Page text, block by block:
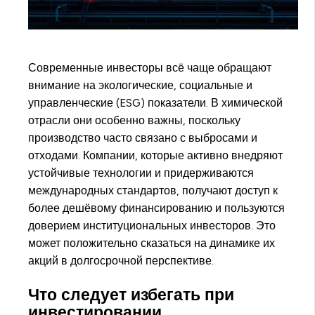
Современные инвесторы всё чаще обращают
внимание на экологические, социальные и
управленческие (ESG) показатели. В химической
отрасли они особенно важны, поскольку
производство часто связано с выбросами и
отходами. Компании, которые активно внедряют
устойчивые технологии и придерживаются
международных стандартов, получают доступ к
более дешёвому финансированию и пользуются
доверием институциональных инвесторов. Это
может положительно сказаться на динамике их
акций в долгосрочной перспективе.
Что следует избегать при